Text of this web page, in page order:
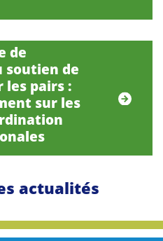
de
soutien de
les pairs :
sur les
actualités